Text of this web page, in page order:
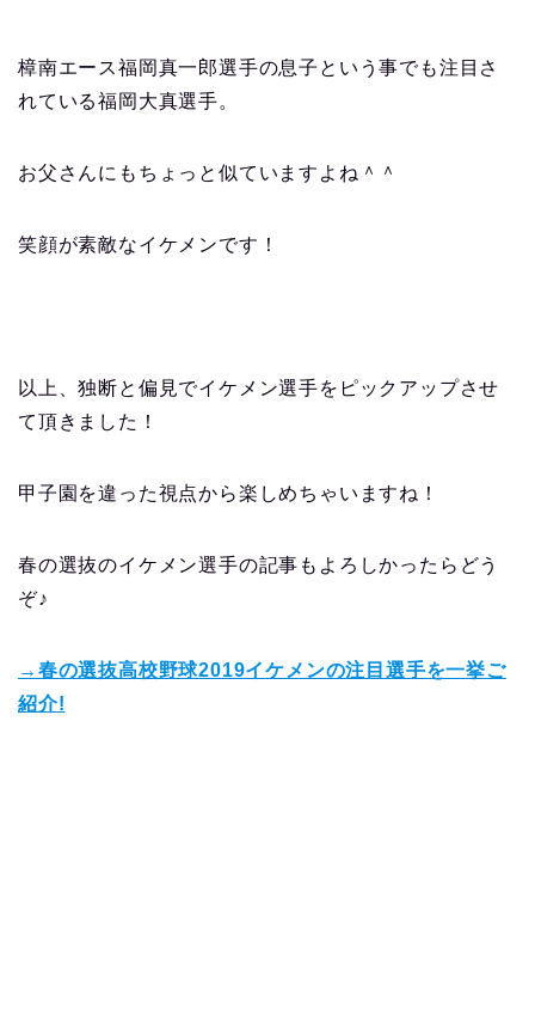
樟南エース福岡真一郎選手の息子という事でも注目さ
れている福岡大真選手。
お父さんにもちょっと似ていますよね＾＾
笑顔が素敵なイケメンです！
以上、独断と偏見でイケメン選手をピックアップさせ
て頂きました！
甲子園を違った視点から楽しめちゃいますね！
春の選抜のイケメン選手の記事もよろしかったらどう
ぞ♪
→春の選抜高校野球2019イケメンの注目選手を一挙ご
紹介!